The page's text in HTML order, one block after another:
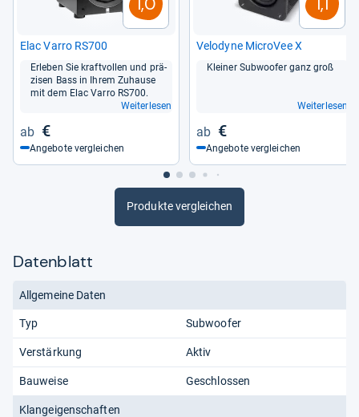
Elac Varro RS700
Erle­ben Sie kraft­vol­len und prä­
zi­sen Bass in Ihrem Zuhause
mit dem Elac Varro RS700.
Weiterlesen
€
Angebote vergleichen
Velo­dyne Micro­Vee X
Klei­ner Sub­woofer ganz groß
Weiterlesen
€
Angebote vergleichen
Produkte vergleichen
Datenblatt
Allgemeine Daten
Typ Subwoofer
Verstärkung Aktiv
Bauweise Geschlossen
Klangeigenschaften